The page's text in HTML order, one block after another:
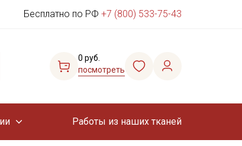
Бесплатно по РФ +7 (800) 533-75-43
0 руб.
посмотреть
Работы из наших тканей